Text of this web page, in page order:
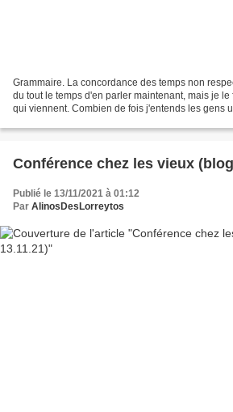
Grammaire. La concordance des temps non
du tout le temps d'en parler maintenant, mais je
qui viennent. Combien de fois j'entends les gens
Conférence chez les vieux
Publié le 13/11/2021 à 01:12
Par AlinosDesLorreytos